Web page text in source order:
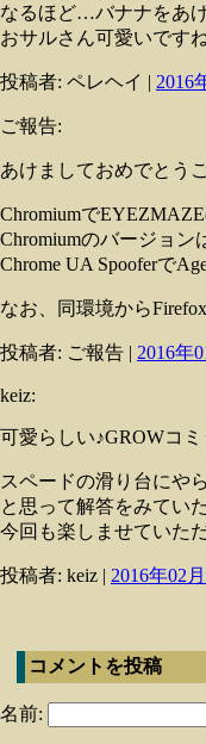
なるほど…バナナをあ
おサルさん可愛いですね
投稿者: ペレヘイ | 2016
ご報告:
あけましておめでとう
Chromiumで
Chromiumのバージョン
Chrome UA Spooferで
なお、同環境から
投稿者: ご報告 | 2016年
keiz:
可愛らしい♪GROWコ
スペードの滑り台にや
と思って解答をみてい
今回も楽しませていた
投稿者: keiz | 2016年02
コメントを投稿
名前: